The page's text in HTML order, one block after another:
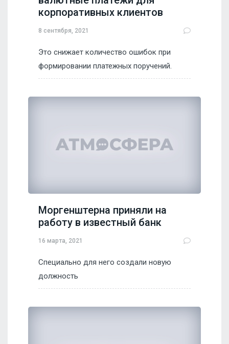
корпоративных клиентов
8 сентября, 2021
Это снижает количество ошибок при
формировании платежных поручений.
Моргенштерна приняли на
работу в известный банк
16 марта, 2021
Специально для него создали новую
должность